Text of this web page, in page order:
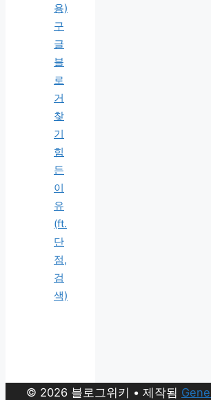
용)
구
글
블
로
거
찾
기
힘
든
이
유
(ft.
단
점,
검
색)
© 2026 블로그위키 • 제작됨